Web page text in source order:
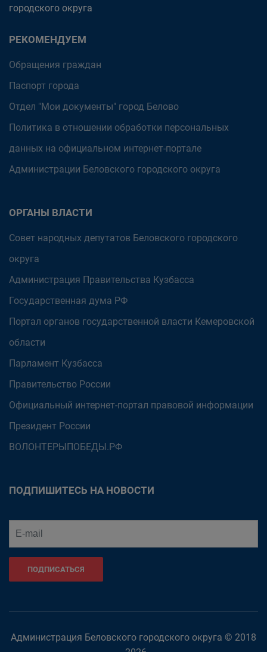
городского округа
РЕКОМЕНДУЕМ
Обращения граждан
Паспорт города
Отдел "Мои документы" город Белово
Политика в отношении обработки персональных
данных на официальном интернет-портале
Администрации Беловского городского округа
ОРГАНЫ ВЛАСТИ
Совет народных депутатов Беловского городского
округа
Администрация Правительства Кузбасса
Государственная дума РФ
Портал органов государственной власти Кемеровской
области
Парламент Кузбасса
Правительство России
Официальный интернет-портал правовой информации
Президент России
ВОЛОНТЕРЫПОБЕДЫ.РФ
ПОДПИШИТЕСЬ НА НОВОСТИ
ПОДПИСАТЬСЯ
Администрация Беловского городского округа © 2018